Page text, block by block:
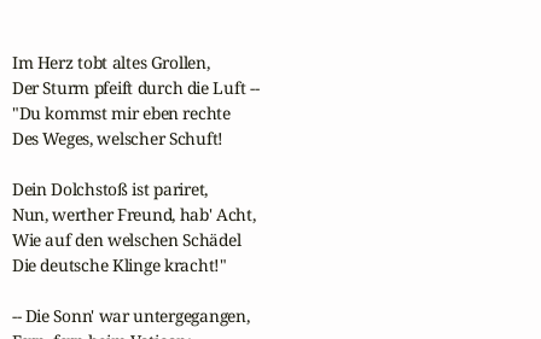
Im Herz tobt altes Grollen,
Der Sturm pfeift durch die Luft --
"Du kommst mir eben rechte
Des Weges, welscher Schuft!
Dein Dolchstoß ist pariret,
Nun, werther Freund, hab' Acht,
Wie auf den welschen Schädel
Die deutsche Klinge kracht!"
-- Die Sonn' war untergegangen,